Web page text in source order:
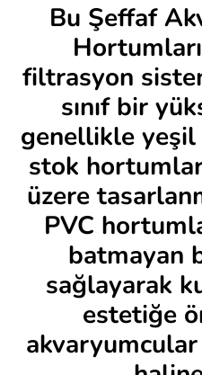
Bu Şeffaf
filtrasyon
sınıf bir
genellikle yeşil
stok
üzere
PVC
batmayan
sağlayarak
estetiğe